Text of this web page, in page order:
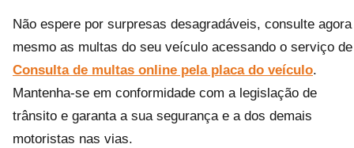
Não espere por surpresas desagradáveis, consulte agora
mesmo as multas do seu veículo acessando o serviço de
Consulta de multas online pela placa do veículo.
Mantenha-se em conformidade com a legislação de
trânsito e garanta a sua segurança e a dos demais
motoristas nas vias.